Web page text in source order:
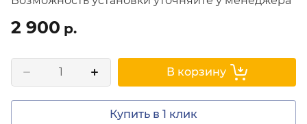
2 900 р.
В корзину
Купить в 1 клик